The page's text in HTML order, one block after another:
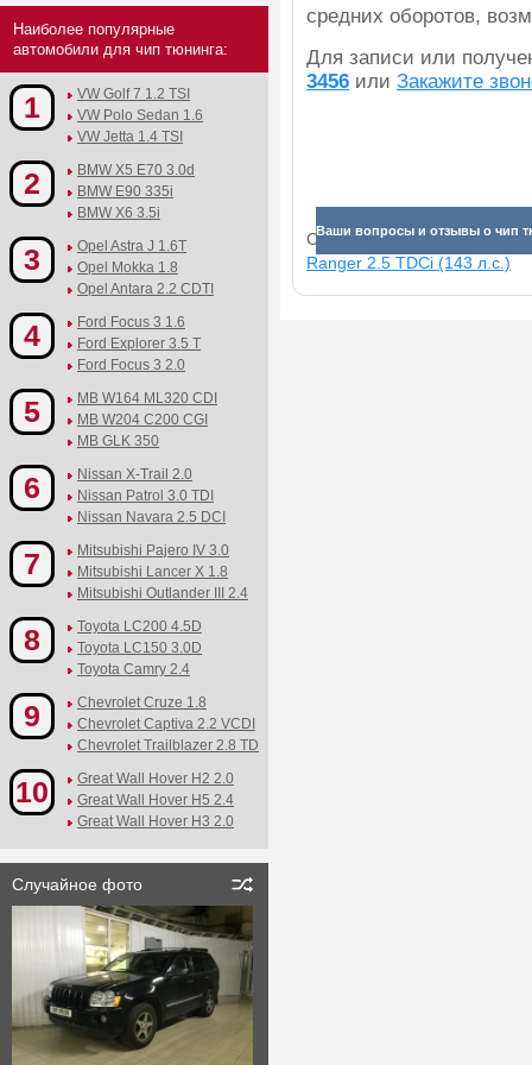
средних оборотов,
Для записи или
3456 или Закажите
Ваши вопросы и отзывы о чип
Смотрите прибавки для
Ranger 2.5 TDСi (143 л.с.)
Наиболее популярные
автомобили для чип тюнинга:
1
VW Golf 7 1.2 TSI
VW Polo Sedan 1.6
VW Jetta 1.4 TSI
2
BMW X5 E70 3.0d
BMW E90 335i
BMW X6 3.5i
3
Opel Astra J 1.6T
Opel Mokka 1.8
Opel Antara 2.2 CDTI
4
Ford Focus 3 1.6
Ford Explorer 3.5 T
Ford Focus 3 2.0
5
MB W164 ML320 CDI
MB W204 C200 CGI
MB GLK 350
6
Nissan X-Trail 2.0
Nissan Patrol 3.0 TDI
Nissan Navara 2.5 DCI
7
Mitsubishi Pajero IV 3.0
Mitsubishi Lancer X 1.8
Mitsubishi Outlander III 2.4
8
Toyota LC200 4.5D
Toyota LC150 3.0D
Toyota Camry 2.4
9
Chevrolet Cruze 1.8
Chevrolet Captiva 2.2 VCDI
Chevrolet Trailblazer 2.8 TD
10
Great Wall Hover H2 2.0
Great Wall Hover H5 2.4
Great Wall Hover H3 2.0
Случайное фото